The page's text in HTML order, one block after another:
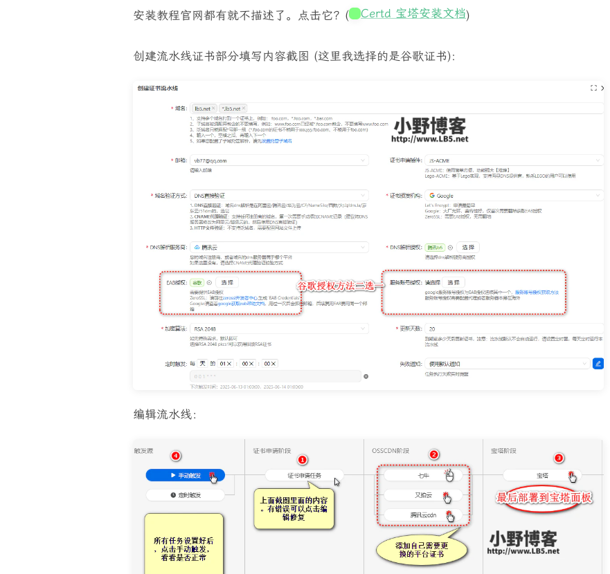
安装教程官网都有就不描述了。点击它？( Certd 宝塔安装文档)
创建流水线证书部分填写内容截图 (这里我选择的是谷歌证书):
编辑流水线：